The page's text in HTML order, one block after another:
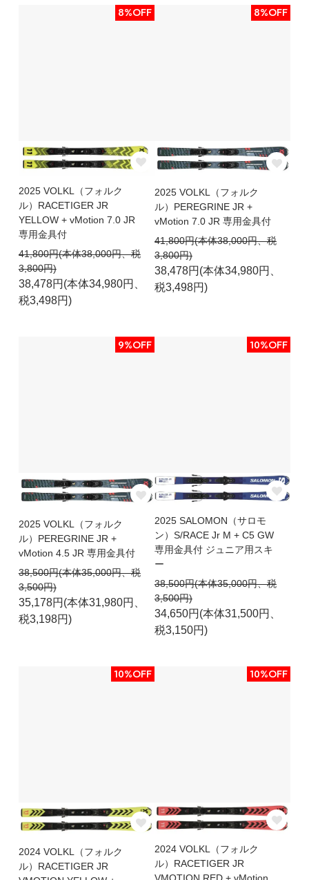
8%OFF
2025 VOLKL（フォルク
ル）RACETIGER JR
YELLOW + vMotion 7.0 JR
専用金具付
41,800円(本体38,000円、税
3,800円)
38,478円(本体34,980円、
税3,498円)
8%OFF
2025 VOLKL（フォルク
ル）PEREGRINE JR +
vMotion 7.0 JR 専用金具付
41,800円(本体38,000円、税
3,800円)
38,478円(本体34,980円、
税3,498円)
9%OFF
2025 VOLKL（フォルク
ル）PEREGRINE JR +
vMotion 4.5 JR 専用金具付
38,500円(本体35,000円、税
3,500円)
35,178円(本体31,980円、
税3,198円)
10%OFF
2025 SALOMON（サロモ
ン）S/RACE Jr M + C5 GW
専用金具付 ジュニア用スキ
ー
38,500円(本体35,000円、税
3,500円)
34,650円(本体31,500円、
税3,150円)
10%OFF
2024 VOLKL（フォルク
ル）RACETIGER JR
10%OFF
2024 VOLKL（フォルク
ル）RACETIGER JR